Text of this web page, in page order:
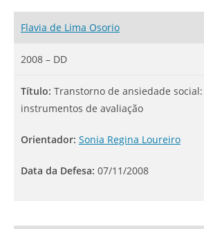
Flavia de Lima Osorio
2008 – DD
Título: Transtorno de ansiedade
instrumentos de avaliação
Orientador: Sonia Regina Loureiro
Data da Defesa: 07/11/2008